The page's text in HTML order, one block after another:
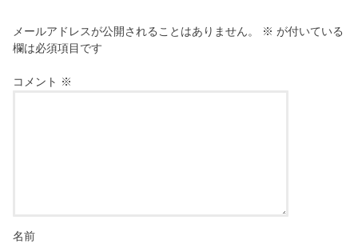
メールアドレスが公開されることはありません。 ※ が付いている
欄は必須項目です
コメント ※
名前